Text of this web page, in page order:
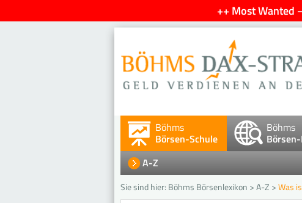
++ Most Wanted
Böhms
Börsen-Schule
Böhms
A-Z
Sie sind hier: Böhms Börsenlexikon >A-Z >Was